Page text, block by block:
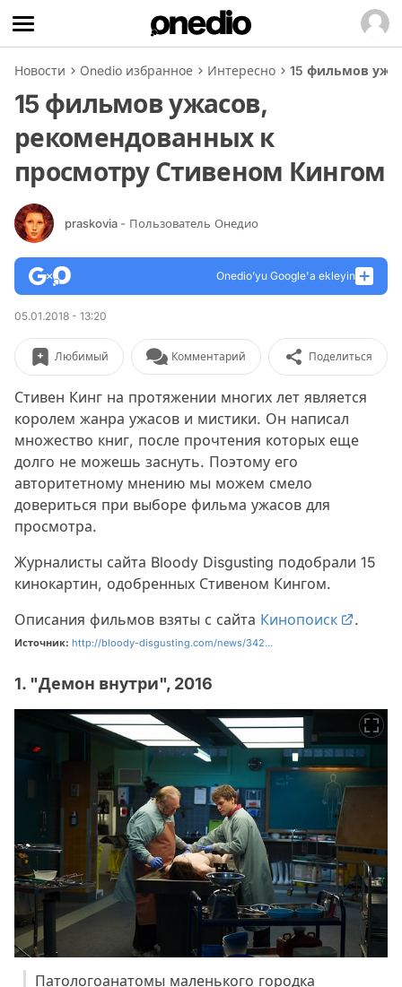
Новости Onedio избранное Интересно 15 фильмов
15 фильмов ужасов,
рекомендованных к
просмотру Стивеном Кингом
praskovia - Пользователь Онедио
Onedio’yu Google'a ekleyin
05.01.2018 - 13:20
Любимый Комментарий Поделиться
Стивен Кинг на протяжении многих лет является
королем жанра ужасов и мистики. Он написал
множество книг, после прочтения которых еще
долго не можешь заснуть. Поэтому его
авторитетному мнению мы можем смело
довериться при выборе фильма ужасов для
просмотра.
Журналисты сайта Bloody Disgusting подобрали 15
кинокартин, одобренных Стивеном Кингом.
Описания фильмов взяты с сайта Кинопоиск .
Источник: http://bloody-disgusting.com/news/342...
1. "Демон внутри", 2016
Патологоанатомы маленького городка